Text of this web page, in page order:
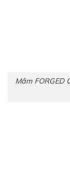
Mâm FORGED